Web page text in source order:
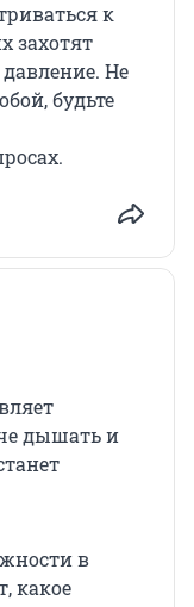
к
захотят
Не
будьте
дышать и
в
какое